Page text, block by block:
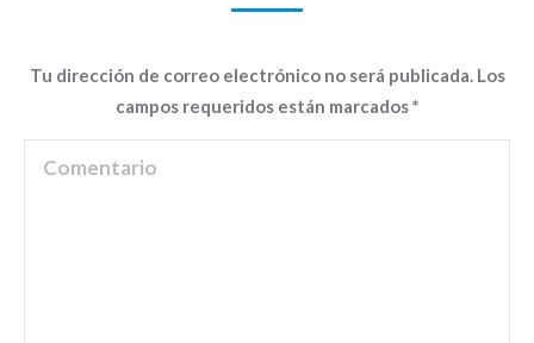
Tu dirección de correo electrónico no será publicada. Los
campos requeridos están marcados*
Comentario